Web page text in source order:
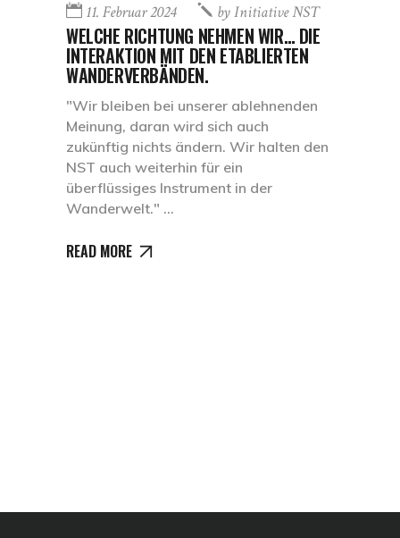
11. Februar 2024 byInitiative NST
WELCHE RICHTUNG NEHMEN WIR… DIE
INTERAKTION MIT DEN ETABLIERTEN
WANDERVERBÄNDEN.
"Wir bleiben bei unserer ablehnenden
Meinung, daran wird sich auch
zukünftig nichts ändern. Wir halten den
NST auch weiterhin für ein
überflüssiges Instrument in der
Wanderwelt."
READ MORE